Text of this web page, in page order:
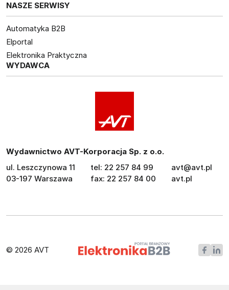
NASZE SERWISY
Automatyka B2B
Elportal
Elektronika Praktyczna
WYDAWCA
Wydawnictwo AVT-Korporacja Sp. z o.o.
ul. Leszczynowa 11
03-197 Warszawa
tel: 22 257 84 99
fax: 22 257 84 00
avt@avt.pl
avt.pl
© 2026 AVT